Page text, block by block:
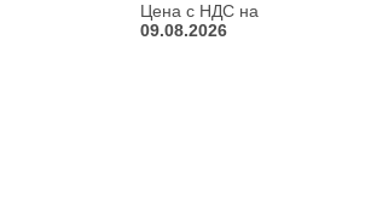
Цена с НДС на
09.08.2026